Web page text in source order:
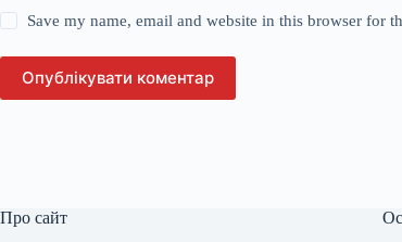
Save my name, email and website in this browser for
Опублікувати коментар
Про сайт